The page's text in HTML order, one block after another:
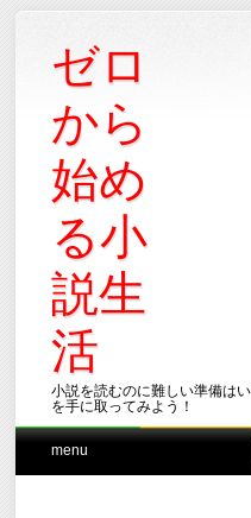
ゼロ
から
始め
る小
説生
活
小説を読むのに難しい準備は
を手に取ってみよう！
Main menu
Skip
menu